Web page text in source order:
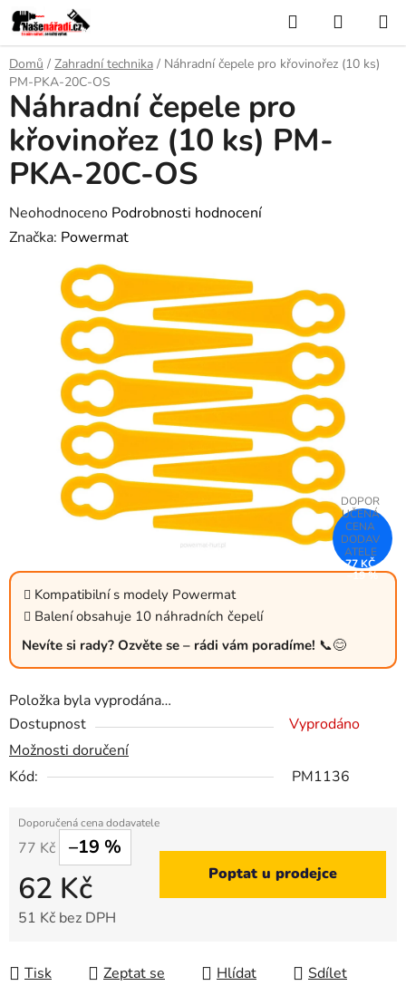
Přejít
na
obsah
Hledat
KOŠÍK
Domů / Zahradní technika / Náhradní čepele pro křovinořez (10 ks)
PM-PKA-20C-OS
Kompatibilní s modely Powermat
Balení obsahuje 10 náhradních čepelí
Nevíte si rady? Ozvěte se – rádi vám poradíme! 📞😊
Položka byla vyprodána…
Dostupnost
Vyprodáno
Možnosti doručení
Kód:
PM1136
77 Kč –19 %
62 Kč
51 Kč bez DPH
Poptat u prodejce
Tisk Zeptat se Hlídat Sdílet
Náhradní čepele pro
křovinořez (10 ks) PM-
PKA-20C-OS
Průměrné
hodnocení
hvězdiček.
Neohodnoceno Podrobnosti hodnocení
Značka: Powermat
77 KČ
–19 %